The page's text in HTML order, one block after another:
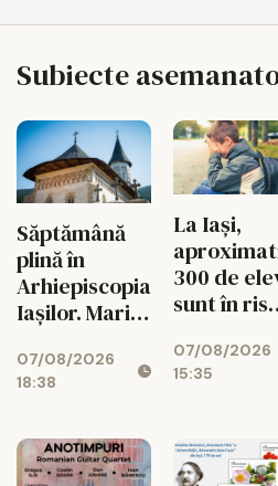
Subiecte
Săptămână
plină în
Arhiepiscopia
Iașilor. Marile
până pe 15
august
07/08/2026
18:38
La Iași,
300 de
sunt în risc
07/08/2026
15:35